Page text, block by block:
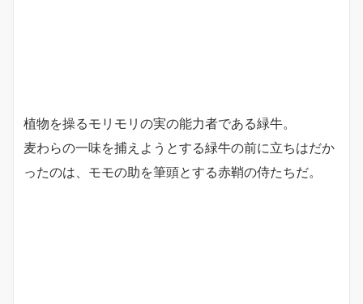
植物を操るモリモリの実の能力者である緑牛。
麦わらの一味を捕えようとする緑牛の前に立ちはだか
ったのは、モモの助を筆頭とする赤鞘の侍たちだ。